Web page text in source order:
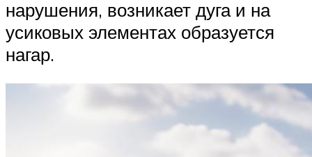
нарушения, возникает дуга и на
усиковых элементах образуется
нагар.